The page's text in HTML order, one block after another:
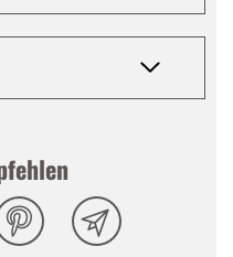
hinter der Marke
ersten Liköre in
Die Grösse, die
kamen gut an - doch
Hersteller im Jahr
- der Fun Mix - ins
Es folgten weitere